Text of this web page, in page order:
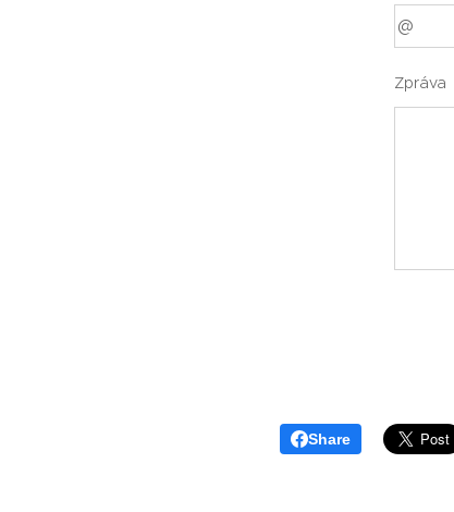
Zpráva
Share